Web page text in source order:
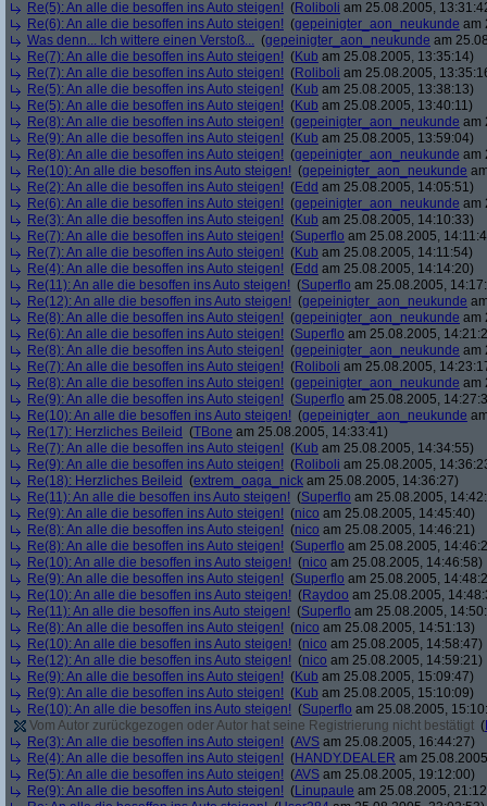
Re(5): An alle die besoffen ins Auto steigen! (Roliboli am 25.08.2005,
Re(6): An alle die besoffen ins Auto steigen! (gepeinigter_aon_neukunde am
Was denn... Ich wittere einen Verstoß... (gepeinigter_aon_neukunde am
Re(7): An alle die besoffen ins Auto steigen! (Kub am 25.08.2005, 13:35:14)
Re(7): An alle die besoffen ins Auto steigen! (Roliboli am 25.08.2005,
Re(5): An alle die besoffen ins Auto steigen! (Kub am 25.08.2005, 13:38:13)
Re(5): An alle die besoffen ins Auto steigen! (Kub am 25.08.2005, 13:40:11)
Re(8): An alle die besoffen ins Auto steigen! (gepeinigter_aon_neukunde am
Re(9): An alle die besoffen ins Auto steigen! (Kub am 25.08.2005, 13:59:04)
Re(8): An alle die besoffen ins Auto steigen! (gepeinigter_aon_neukunde am
Re(10): An alle die besoffen ins Auto steigen! (gepeinigter_aon_neukunde
Re(2): An alle die besoffen ins Auto steigen! (Edd am 25.08.2005, 14:05:51)
Re(6): An alle die besoffen ins Auto steigen! (gepeinigter_aon_neukunde am
Re(3): An alle die besoffen ins Auto steigen! (Kub am 25.08.2005, 14:10:33)
Re(7): An alle die besoffen ins Auto steigen! (Superflo am 25.08.2005,
Re(7): An alle die besoffen ins Auto steigen! (Kub am 25.08.2005, 14:11:54)
Re(4): An alle die besoffen ins Auto steigen! (Edd am 25.08.2005, 14:14:20)
Re(11): An alle die besoffen ins Auto steigen! (Superflo am 25.08.2005,
Re(12): An alle die besoffen ins Auto steigen! (gepeinigter_aon_neukunde
Re(8): An alle die besoffen ins Auto steigen! (gepeinigter_aon_neukunde am
Re(6): An alle die besoffen ins Auto steigen! (Superflo am 25.08.2005,
Re(8): An alle die besoffen ins Auto steigen! (gepeinigter_aon_neukunde am
Re(7): An alle die besoffen ins Auto steigen! (Roliboli am 25.08.2005,
Re(8): An alle die besoffen ins Auto steigen! (gepeinigter_aon_neukunde am
Re(9): An alle die besoffen ins Auto steigen! (Superflo am 25.08.2005,
Re(10): An alle die besoffen ins Auto steigen! (gepeinigter_aon_neukunde
Re(17): Herzliches Beileid (TBone am 25.08.2005, 14:33:41)
Re(7): An alle die besoffen ins Auto steigen! (Kub am 25.08.2005, 14:34:55)
Re(9): An alle die besoffen ins Auto steigen! (Roliboli am 25.08.2005,
Re(18): Herzliches Beileid (extrem_oaga_nick am 25.08.2005, 14:36:27)
Re(11): An alle die besoffen ins Auto steigen! (Superflo am 25.08.2005,
Re(9): An alle die besoffen ins Auto steigen! (nico am 25.08.2005, 14:45:40)
Re(8): An alle die besoffen ins Auto steigen! (nico am 25.08.2005, 14:46:21)
Re(8): An alle die besoffen ins Auto steigen! (Superflo am 25.08.2005,
Re(10): An alle die besoffen ins Auto steigen! (nico am 25.08.2005, 14:46:58)
Re(9): An alle die besoffen ins Auto steigen! (Superflo am 25.08.2005,
Re(10): An alle die besoffen ins Auto steigen! (Raydoo am 25.08.2005,
Re(11): An alle die besoffen ins Auto steigen! (Superflo am 25.08.2005,
Re(8): An alle die besoffen ins Auto steigen! (nico am 25.08.2005, 14:51:13)
Re(10): An alle die besoffen ins Auto steigen! (nico am 25.08.2005, 14:58:47)
Re(12): An alle die besoffen ins Auto steigen! (nico am 25.08.2005, 14:59:21)
Re(9): An alle die besoffen ins Auto steigen! (Kub am 25.08.2005, 15:09:47)
Re(9): An alle die besoffen ins Auto steigen! (Kub am 25.08.2005, 15:10:09)
Re(10): An alle die besoffen ins Auto steigen! (Superflo am 25.08.2005,
Vom Autor zurückgezogen oder Autor hat seine Registrierung nicht bestätigt (
Re(3): An alle die besoffen ins Auto steigen! (AVS am 25.08.2005, 16:44:27)
Re(4): An alle die besoffen ins Auto steigen! (HANDY.DEALER am
Re(5): An alle die besoffen ins Auto steigen! (AVS am 25.08.2005, 19:12:00)
Re(9): An alle die besoffen ins Auto steigen! (Linupaule am 25.08.2005,